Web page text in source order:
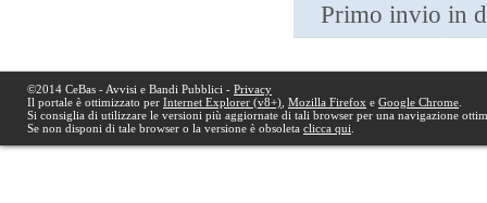
Primo invio in
©2014 CeBas - Avvisi e Bandi Pubblici - Privacy
Il portale è ottimizzato per Internet Explorer (v8+) Mozilla Firefox e Google Chrome
Si consiglia di utilizzare le versioni più aggiornate di tali browser per una navigazione
Se non disponi di tale browser o la versione è obsoleta clicca qui